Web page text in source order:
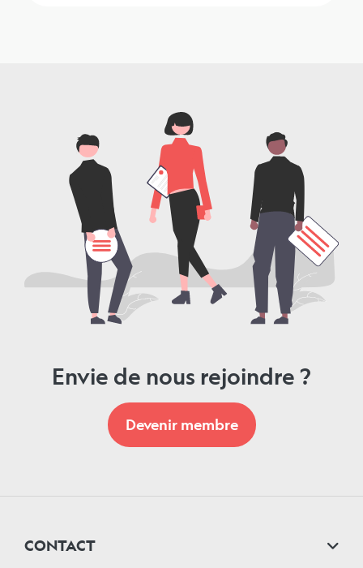
Envie de nous rejoindre ?
Devenir membre
CONTACT